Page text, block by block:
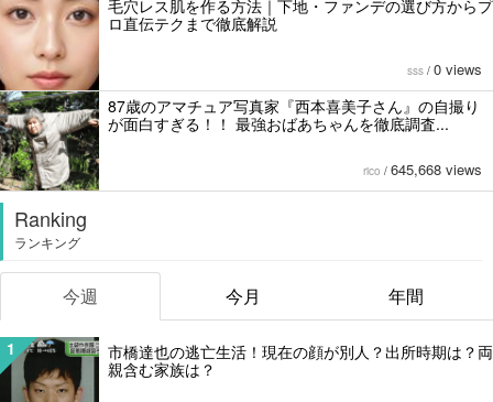
毛穴レス肌を作る方法｜下地・ファンデの選び方からプ
ロ直伝テクまで徹底解説
sss / 0 views
87歳のアマチュア写真家『西本喜美子さん』の自撮り
が面白すぎる！！ 最強おばあちゃんを徹底調査...
rico / 645,668 views
Ranking
ランキング
今週 今月 年間
1
市橋達也の逃亡生活！現在の顔が別人？出所時期は？両
親含む家族は？